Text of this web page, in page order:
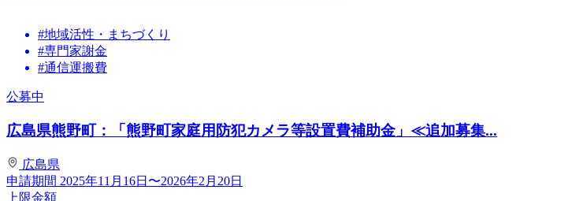
#地域活性・まちづくり
#専門家謝金
#通信運搬費
公募中
広島県熊野町：「熊野町家庭用防犯カメラ等設置費補助金」≪追加募集...
広島県
申請期間 2025年11月16日〜2026年2月20日
上限金額